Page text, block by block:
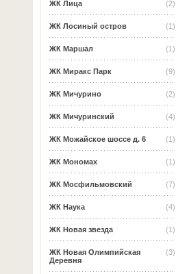
(2)
ЖК Лица
(1)
ЖК Лосиный остров
(1)
ЖК Маршал
(9)
ЖК Миракс Парк
(2)
ЖК Мичурино
(4)
ЖК Мичуринский
(1)
ЖК Можайское шоссе д. 6
(1)
ЖК Мономах
(7)
ЖК Мосфильмовский
(4)
ЖК Наука
(1)
ЖК Новая звезда
(3)
ЖК Новая Олимпийская
Деревня